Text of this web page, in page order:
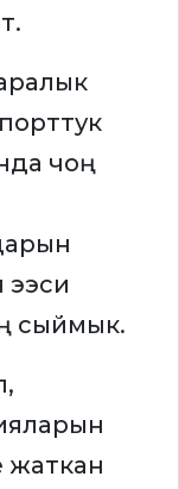
чоң
сыймык.
жаткан